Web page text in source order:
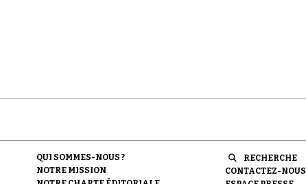
QUI SOMMES-NOUS ?
NOTRE MISSION
RECHERCHE
CONTACTEZ-NOUS